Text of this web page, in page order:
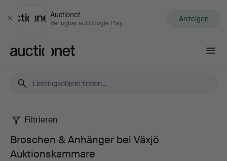
Schließen
Auctionet
Verfügbar auf Google Play Anzeigen
Broschen
Filtrieren
Broschen & Anhänger bei Växjö
Auktionskammare